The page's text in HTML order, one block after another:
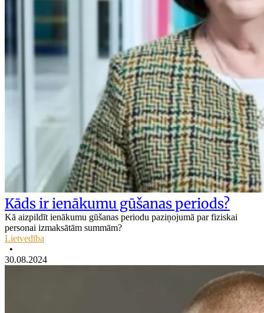
Kāds ir ienākumu gūšanas periods?
Kā aizpildīt ienākumu gūšanas periodu paziņojumā par fiziskai
personai izmaksātām summām?
Lietvedība
•
30.08.2024